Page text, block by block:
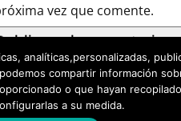
vez que comente.
analíticas,personalizadas,
compartir información
o que hayan
a su medida.